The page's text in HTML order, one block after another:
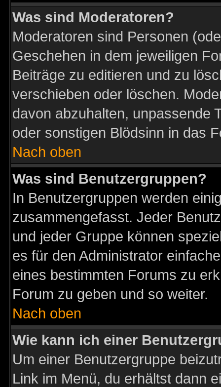
Was sind Moderatoren?
Moderatoren sind Personen
Geschehen in dem jeweiligen
Beiträge zu editieren und zu
verschieben oder löschen.
davon abzuhalten, unpassende
oder sonstigen Blödsinn in das
Nach oben
Was sind Benutzergruppen?
In Benutzergruppen werden
zusammengefasst. Jeder
und jeder Gruppe können
es für den Administrator
eines bestimmten Forums zu
Forum zu geben und so weiter.
Nach oben
Wie kann ich einer
Um einer Benutzergruppe
Link im Menü, du erhältst dann